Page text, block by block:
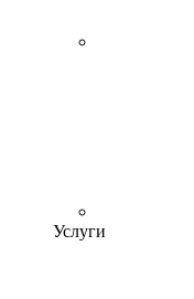
Услуги